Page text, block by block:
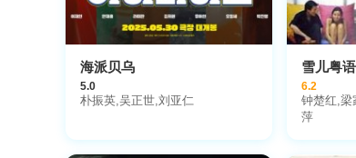
海派贝乌
5.0
朴振英,吴正世,刘亚仁
雪儿粤语
6.2
钟楚红,梁
萍